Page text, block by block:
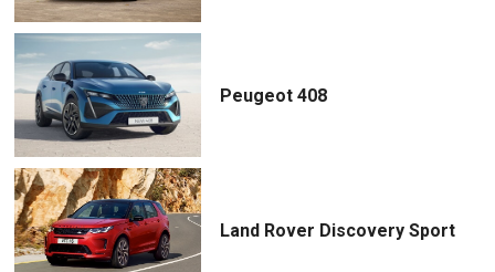
Peugeot 408
Land Rover Discovery Sport